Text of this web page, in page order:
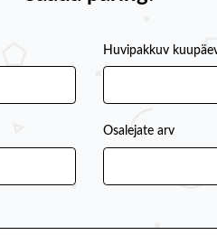
Huvipakkuv
Osalejate arv